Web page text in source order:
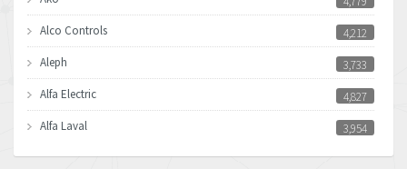
Alco Controls
4,212
Aleph
3,733
Alfa Electric
4,827
Alfa Laval
3,954
Allen Bradley
4,298